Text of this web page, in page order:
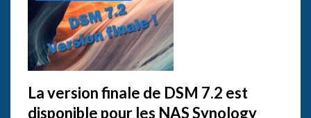
La version finale de DSM 7.2 est
disponible pour les NAS Synology